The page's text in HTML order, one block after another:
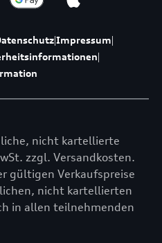
|Impressum|
|
nicht kartellierte
zzgl. Versandkosten.
gültigen Verkaufspreise
nicht kartellierten
in allen teilnehmenden